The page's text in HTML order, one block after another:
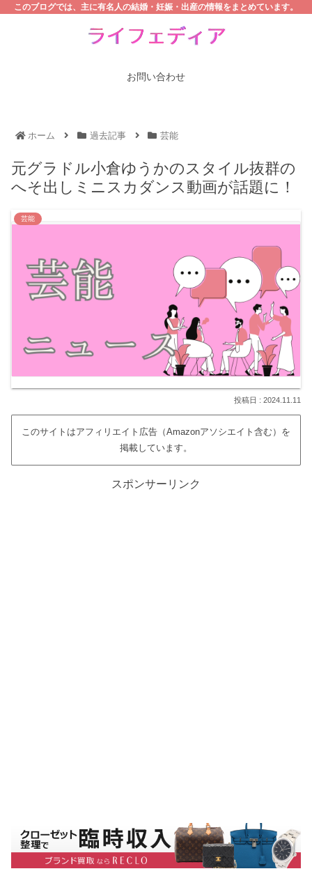
このブログでは、主に有名人の結婚・妊娠・出産の情報をまとめています。
お問い合わせ
ホーム 過去記事 芸能
元グラドル小倉ゆうかのスタイル抜群の
へそ出しミニスカダンス動画が話題に！
芸能
2024.11.11
このサイトはアフィリエイト広告（Amazonアソシエイト含む）を
掲載しています。
スポンサーリンク